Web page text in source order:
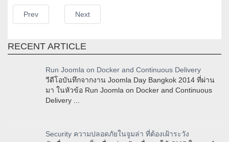
Prev Next
RECENT ARTICLE
Run Joomla on Docker and Continuous Delivery
วีดีโอบันทึกจากงาน Joomla Day Bangkok 2014 ที่ผ่าน
มา ในหัวข้อ Run Joomla on Docker and Continuous
Delivery ...
Security ความปลอดภัยในจูมล่า ที่ต้องเฝ้าระวัง